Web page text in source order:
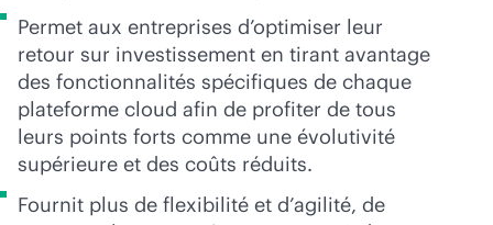
Permet aux entreprises d’optimiser leur
retour sur investissement en tirant avantage
des fonctionnalités spécifiques de chaque
plateforme cloud afin de profiter de tous
leurs points forts comme une évolutivité
supérieure et des coûts réduits.
Fournit plus de flexibilité et d’agilité, de